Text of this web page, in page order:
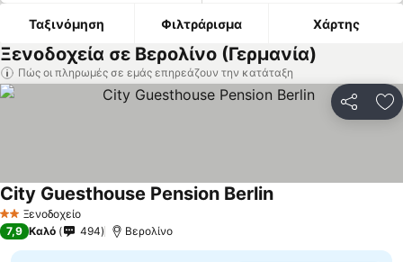
Ταξινόμηση Φιλτράρισμα Χάρτης
Ξενοδοχεία σε Βερολίνο (Γερμανία)
Πώς οι πληρωμές σε εμάς επηρεάζουν την κατάταξη
2 ΑστέριαΞενοδοχείο
City Guesthouse Pension BerlinΕμφάνιση τιμών
7,9 Καλό 494 Βερολίνο